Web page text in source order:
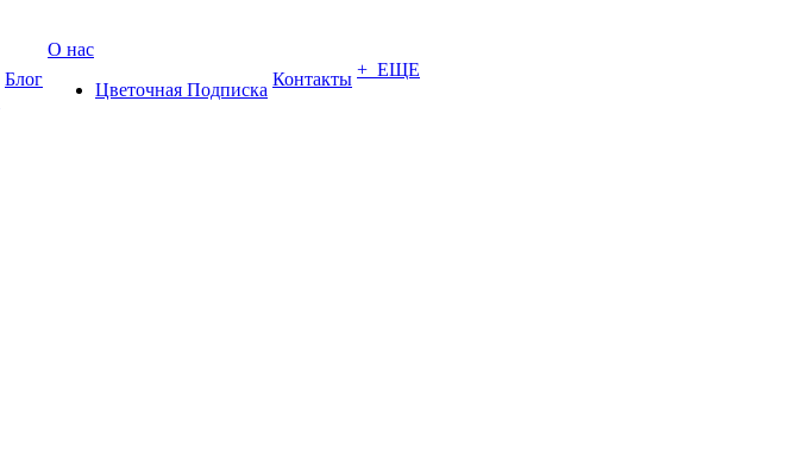
Блог
О нас
Цветочная Подписка
Контакты + ЕЩЕ